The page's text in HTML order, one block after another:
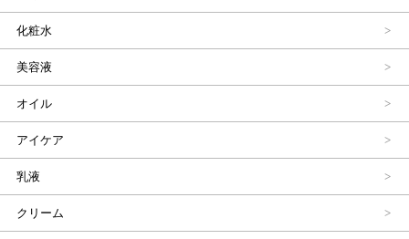
化粧水
美容液
オイル
アイケア
乳液
クリーム